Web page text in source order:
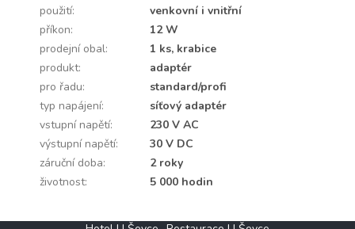
použití:
venkovní i vnitřní
příkon:
12 W
prodejní obal:
1 ks, krabice
produkt:
adaptér
pro řadu:
standard/profi
typ napájení:
síťový adaptér
vstupní napětí:
230 V AC
výstupní napětí:
30 V DC
záruční doba:
2 roky
životnost: 5 000 hodin